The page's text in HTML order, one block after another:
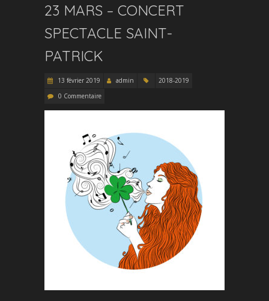
23 MARS – CONCERT
SPECTACLE SAINT-
PATRICK
13 février 2019 admin
2018-2019
0 Commentaire